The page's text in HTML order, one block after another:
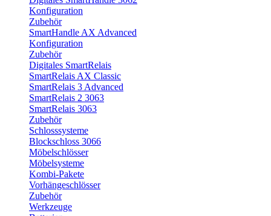
Konfiguration
Zubehör
SmartHandle AX Advanced
Konfiguration
Zubehör
Digitales SmartRelais
SmartRelais AX Classic
SmartRelais 3 Advanced
SmartRelais 2 3063
SmartRelais 3063
Zubehör
Schlosssysteme
Blockschloss 3066
Möbelschlösser
Möbelsysteme
Kombi-Pakete
Vorhängeschlösser
Zubehör
Werkzeuge